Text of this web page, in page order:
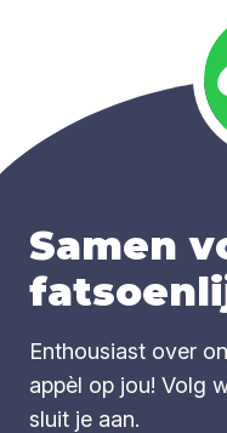
Samen
Enthousiast over
appèl op jou! Volg
sluit je aan.